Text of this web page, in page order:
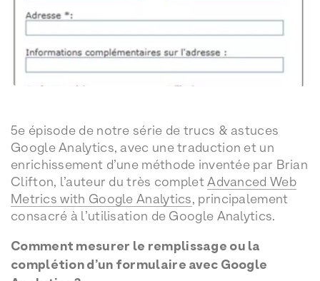
5e épisode de notre série de trucs & astuces
Google Analytics, avec une traduction et un
enrichissement d’une méthode inventée par Brian
Clifton, l’auteur du très completAdvanced Web
Metrics with Google Analytics, principalement
consacré à l’utilisation de Google Analytics.
Comment mesurer le remplissage ou la
complétion d’un formulaire avec Google